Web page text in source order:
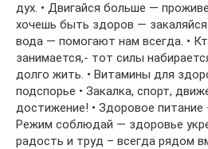
дух. • Двигайся больше —
хочешь быть здоров —
вода — помогают нам всегда. •
занимается,- тот силы
долго жить. • Витамины для
подспорье • Закалка, спорт,
достижение! • Здоровое питание
Режим соблюдай — здоровье
радость и труд – всегда рядом